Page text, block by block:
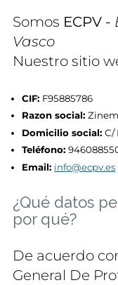
Somos ECPV -
Vasco
Nuestro sitio
CIF: F95885786
Razon social:
Domicilio social:C/
Teléfono:
Email: info@ecpv.es
¿Qué datos
por qué?
De acuerdo
General De